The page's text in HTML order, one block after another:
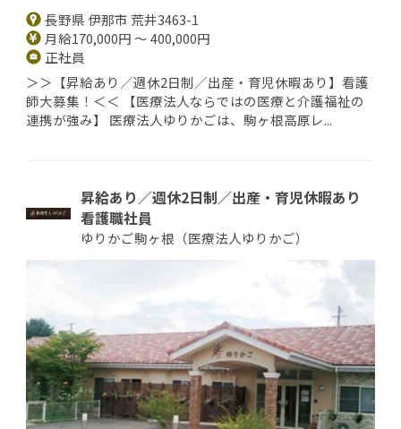
長野県 伊那市 荒井3463-1
月給170,000円 ～ 400,000円
正社員
＞＞【昇給あり／週休2日制／出産・育児休暇あり】看護
師大募集！＜＜ 【医療法人ならではの医療と介護福祉の
連携が強み】 医療法人ゆりかごは、駒ヶ根高原レ...
昇給あり／週休2日制／出産・育児休暇あり
看護職社員
ゆりかご駒ヶ根（医療法人ゆりかご）